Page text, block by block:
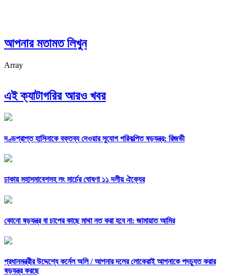
আপনার মতামত লিখুন
Array
এই ক্যাটাগরির আরও খবর
দণ্ডপ্রাপ্ত হাসিনাকে বক্তব্য দেওয়ার সুযোগ পরিকল্পিত ষড়যন্ত্র: রিজভী
ঢাকায় মহাসমাবেশসহ লং মার্চের ঘোষণা ১১ দলীয় ঐক্যের
কোনো ষড়যন্ত্র বা চাপের কাছে মাথা নত করা হবে না: জামায়াত আমির
প্রধানমন্ত্রীর উদ্দেশ্যে কর্নেল অলি /আপনার দলের লোকেরাই আপনাকে পদচ্যুত করার
ষড়যন্ত্র করছে